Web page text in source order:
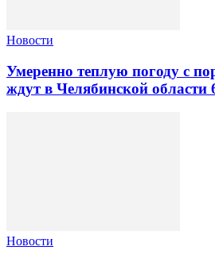
Новости
Умеренно теплую погоду с
ждут в Челябинской области
Новости